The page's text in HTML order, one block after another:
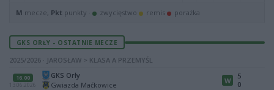
M mecze, Pkt punkty · zwycięstwo remis porażka
GKS ORŁY - OSTATNIE MECZE
2025/2026 · JAROSŁAW > KLASA A PRZEMYŚL
16:00
13.06.2026
GKS Orły
Gwiazda Maćkowice
W
5
0